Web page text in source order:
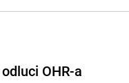
OHR-a